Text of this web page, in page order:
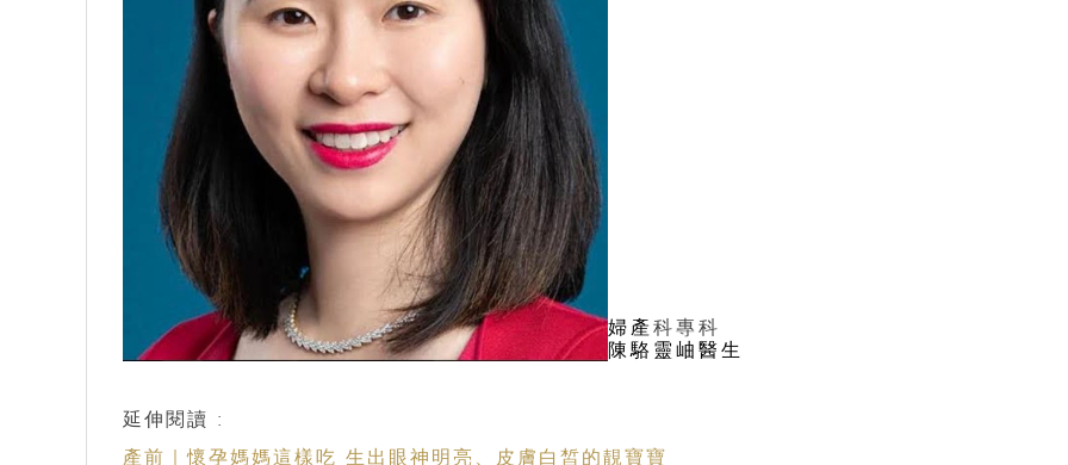
婦產 科專科
陳駱靈岫醫生
延伸閱讀 :
產前｜懷孕媽媽這樣吃 生出眼神明亮、皮膚白皙的靚寶寶